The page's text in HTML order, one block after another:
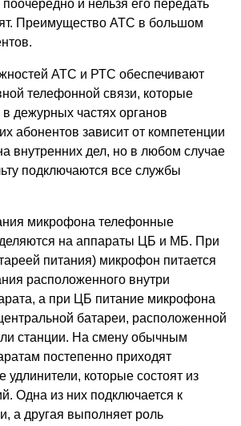
и нельзя его передать
Преимущество АТС в большом
АТС и РТС обеспечивают
телефонной связи, которые
дежурных частях органов
абонентов зависит от компетенции
внутренних дел, но в любом случае
подключаются все службы
микрофона телефонные
на аппараты ЦБ и МБ. При
питания) микрофон питается
расположенного внутри
а при ЦБ питание микрофона
батареи, расположенной
станции. На смену обычным
постепенно приходят
которые состоят из
Одна из них подключается к
а другая выполняет роль